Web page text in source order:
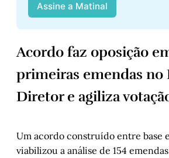
Assine a Matinal
Acordo faz oposição
primeiras emendas no
Diretor e agiliza
Um acordo construído entre base
viabilizou a análise de 154